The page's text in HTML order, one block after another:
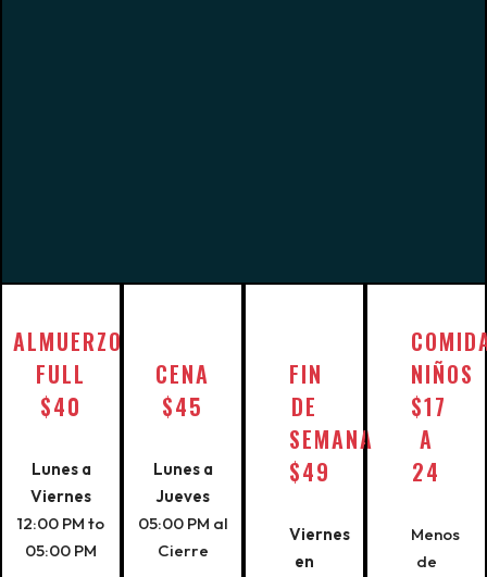
ALMUERZO
FULL
$40
Lunes a
Viernes
12:00 PM to
05:00 PM
CENA
$45
Lunes a
Jueves
05:00 PM al
Cierre
FIN
DE
SEMANA
$49
Viernes
en
NIÑOS
$17
A
24
Menos
de